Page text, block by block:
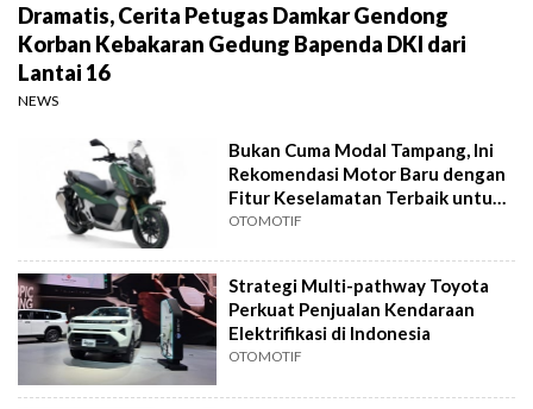
Dramatis, Cerita Petugas Damkar Gendong
Korban Kebakaran Gedung Bapenda DKI dari
Lantai 16
NEWS
Bukan Cuma Modal Tampang, Ini
Rekomendasi Motor Baru dengan
Fitur Keselamatan Terbaik untuk
Harian
OTOMOTIF
Strategi Multi-pathway Toyota
Perkuat Penjualan Kendaraan
Elektrifikasi di Indonesia
OTOMOTIF